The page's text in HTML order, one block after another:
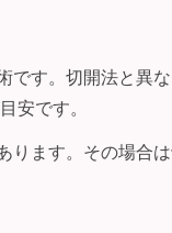
す。切開法と異
安です。
ます。その場合